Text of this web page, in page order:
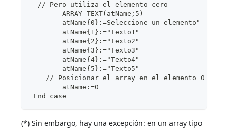
  // Pero utiliza el elemento cero
        ARRAY TEXT(atName;5)
        atName{0}:=Seleccione un elemento"
        atName{1}:="Texto1"
        atName{2}:="Texto2"
        atName{3}:="Texto3"
        atName{4}:="Texto4"
        atName{5}:="Texto5"
    // Posicionar el array en el elemento 0
        atName:=0
End case
(*) Sin embargo, hay una excepción: en un array tipo